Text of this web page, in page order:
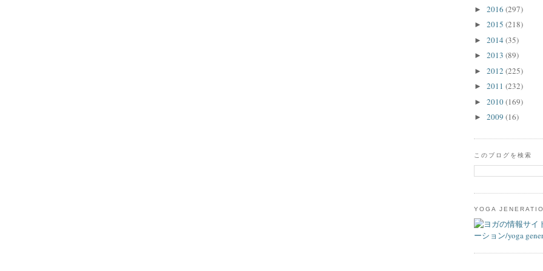
► 2016 (297)
► 2015 (218)
► 2014 (35)
► 2013 (89)
► 2012 (225)
► 2011 (232)
► 2010(169)
► 2009 (16)
このブログを検索
YOGA